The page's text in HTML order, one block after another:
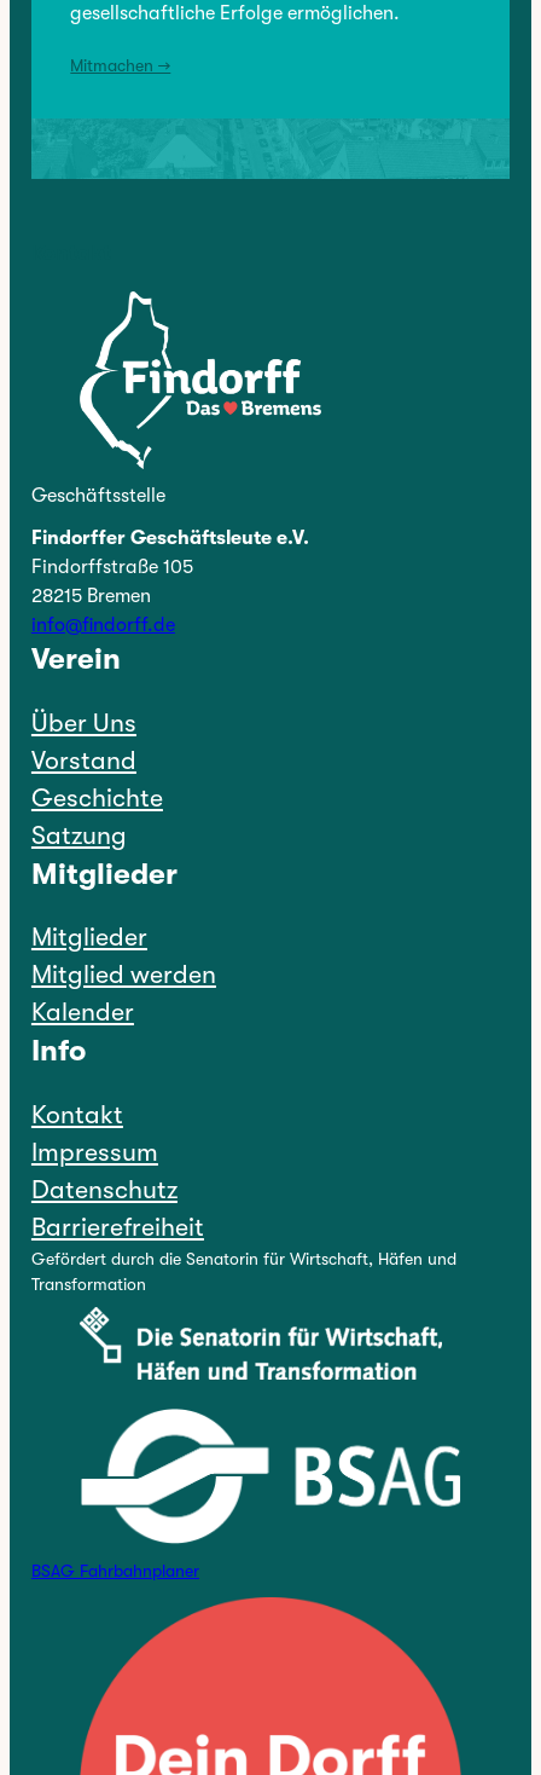
gesellschaftliche Erfolge ermöglichen.
Mitmachen →
Geschäftsstelle
Findorffer Geschäftsleute e.V.
Findorffstraße 105
28215 Bremen
info@findorff.de
Verein
Über Uns
Vorstand
Geschichte
Satzung
Mitglieder
Mitglieder
Mitglied werden
Kalender
Info
Kontakt
Impressum
Datenschutz
Barrierefreiheit
Gefördert durch die Senatorin für Wirtschaft, Häfen und
Transformation
BSAG Fahrbahnplaner